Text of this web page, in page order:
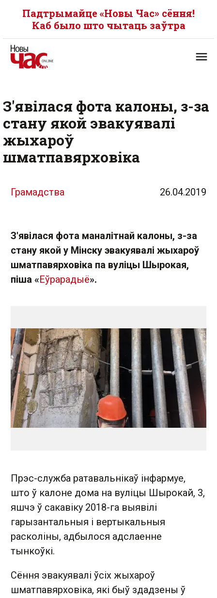
Падтрымайце «Новы Час» сёння!
Каб было што чытаць заўтра
З'явілася фота калоны, з-за
стану якой эвакуявалі
жыхароў
шматпавярховіка
Грамадства 26.04.2019
З'явілася фота маналітнай калоны, з-за
стану якой у Мінску эвакуявалі жыхароў
шматпавярховіка па вуліцы Шырокая,
піша «Еўрарадыё».
Прэс-служба ратавальнікаў інфармуе,
што ў калоне дома на вуліцы Шырокай, 3,
яшчэ ў сакавіку 2018-га выявілі
гарызантальныя і вертыкальныя
расколіны, адбылося адслаенне
тынкоўкі.
Сёння эвакуявалі ўсіх жыхароў
шматпавярховіка, які быў здадзены ў